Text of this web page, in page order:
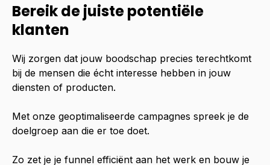
Bereik de juiste potentiële
klanten
Wij zorgen dat jouw boodschap precies terechtkomt
bij de mensen die écht interesse hebben in jouw
diensten of producten.
Met onze geoptimaliseerde campagnes spreek je de
doelgroep aan die er toe doet.
Zo zet je je funnel efficiënt aan het werk en bouw je